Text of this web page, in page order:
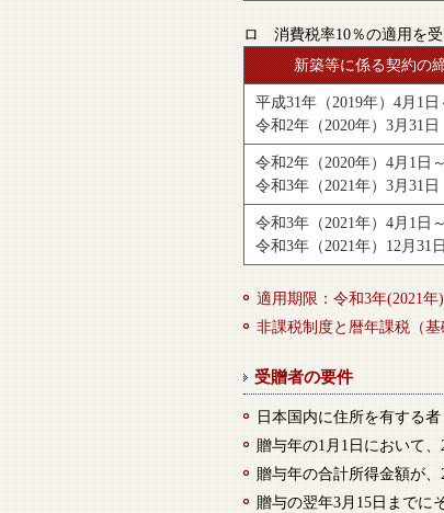
ロ 消費税率10％の適用を受
新築等に係る契約の
平成31年（2019年）4月1日
令和2年（2020年）3月31日
令和2年（2020年）4月1日～
令和3年（2021年）3月31日
令和3年（2021年）4月1日～
令和3年（2021年）12月31日
適用期限：令和3年(2021年
非課税制度と暦年課税（
受贈者の要件
日本国内に住所を有する者
贈与年の1月1日において
贈与年の合計所得金額が
贈与の翌年3月15日までに